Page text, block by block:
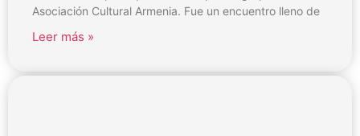
Asociación Cultural Armenia. Fue un encuentro lleno de
Leer más »